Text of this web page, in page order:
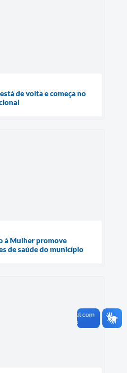
de volta e começa no
à Mulher promove
de saúde do município